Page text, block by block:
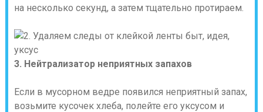
на несколько секунд, а затем тщательно протираем.
3. Нейтрализатор неприятных запахов
Если в мусорном ведре появился неприятный запах,
возьмите кусочек хлеба, полейте его уксусом и